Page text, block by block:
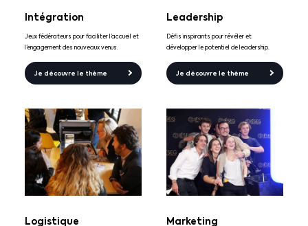
Intégration
Jeux fédérateurs pour faciliter l’accueil et
l’engagement des nouveaux venus.
Je découvre le thème
Leadership
Défis inspirants pour révéler et
développer le potentiel de leadership.
Je découvre le thème
Logistique Marketing